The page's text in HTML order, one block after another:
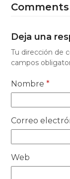
Comments
Deja una
Tu dirección de
campos
Nombre*
Correo
Web